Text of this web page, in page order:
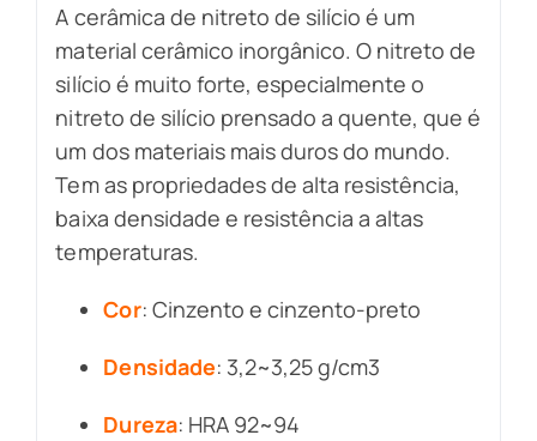
A cerâmica de nitreto de silício é um
material cerâmico inorgânico. O nitreto de
silício é muito forte, especialmente o
nitreto de silício prensado a quente, que é
um dos materiais mais duros do mundo.
Tem as propriedades de alta resistência,
baixa densidade e resistência a altas
temperaturas.
Cor: Cinzento e cinzento-preto
Densidade: 3,2~3,25 g/cm3
Dureza: HRA 92~94